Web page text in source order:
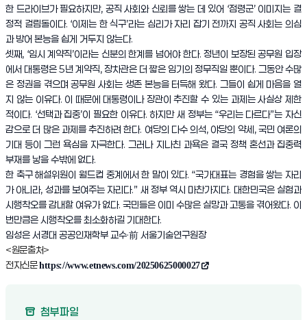
한 드라이브가 필요하지만, 공직 사회와 신뢰를 쌓는 데 있어 ‘점령군’ 이미지는 결
정적 걸림돌이다. ‘이제는 한 식구’라는 심리가 자리 잡기 전까지 공직 사회는 의심
과 방어 본능을 쉽게 거두지 않는다.
셋째, ‘임시 계약직’이라는 신분의 한계를 넘어야 한다. 정년이 보장된 공무원 입장
에서 대통령은 5년 계약직, 장차관은 더 짧은 임기의 정무직일 뿐이다. 그동안 수많
은 정권을 겪으며 공무원 사회는 생존 본능을 터득해 왔다. 그들이 쉽게 마음을 열
지 않는 이유다. 이 때문에 대통령이나 장관이 추진할 수 있는 과제는 사실상 제한
적이다. ‘선택과 집중’이 필요한 이유다. 하지만 새 정부는 “우리는 다르다”는 자신
감으로 더 많은 과제를 추진하려 한다. 여당의 다수 의석, 야당의 약세, 국민 여론의
기대 등이 그런 욕심을 자극한다. 그러나 지나친 과욕은 결국 정책 혼선과 집중력
부재를 낳을 수밖에 없다.
한 축구 해설위원이 월드컵 중계에서 한 말이 있다. “국가대표는 경험을 쌓는 자리
가 아니라, 성과를 보여주는 자리다.” 새 정부 역시 마찬가지다. 대한민국은 실험과
시행착오를 감내할 여유가 없다. 국민들은 이미 수많은 실망과 고통을 겪어왔다. 이
번만큼은 시행착오를 최소화하길 기대한다.
임성은 서경대 공공인재학부 교수·前 서울기술연구원장
<원문출처>
전자신문https://www.etnews.com/20250625000027
(새 창 열림)
첨부파일